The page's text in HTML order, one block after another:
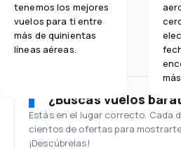
tenemos los mejores
vuelos para ti entre
más de quinientas
líneas aéreas.
¿Buscas vuelos
Estás en el lugar correcto. Cada
cientos de ofertas para
¡Descúbrelas!